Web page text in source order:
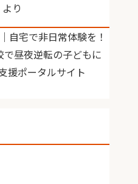
より
自宅で非日常体験を！
で昼夜逆転の子どもに
援ポータルサイト